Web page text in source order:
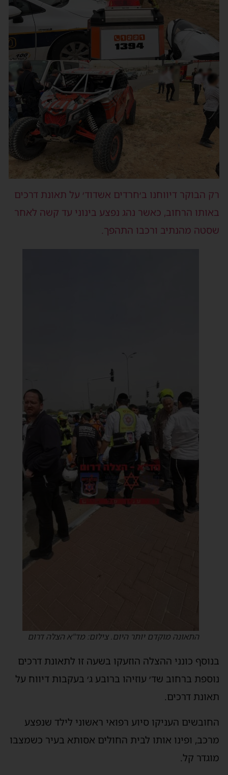
הבוקר דיווחנו ב׳חרדים אשדוד׳ על תאונת דרכים
הרחוב, כאשר נהג נפצע בינוני עד קשה לאחר
מהנתיב ורכבו התהפך.
התאונה מוקדם יותר היום. צילום: מד"א הצלה דרום
כונני ההצלה הוזעקו בשעה זו לתאונת דרכים
ברחוב שד׳ עוזיהו ברובע ג׳ בעקבות דיווח על
דרכים.
העניקו סיוע רפואי ראשוני לילד שנפצע
ופינו אותו לבית החולים אסותא בעיר כשמצבו
קל.